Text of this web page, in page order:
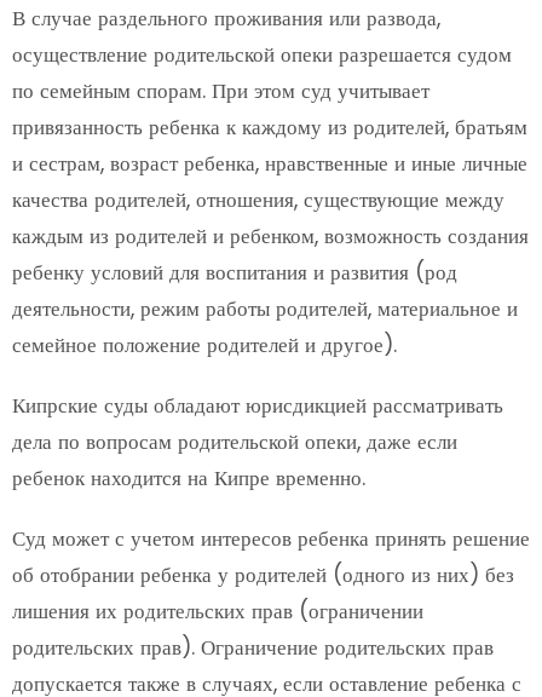
В случае раздельного проживания или развода,
осуществление родительской опеки разрешается судом
по семейным спорам. При этом суд учитывает
привязанность ребенка к каждому из родителей, братьям
и сестрам, возраст ребенка, нравственные и иные личные
качества родителей, отношения, существующие между
каждым из родителей и ребенком, возможность создания
ребенку условий для воспитания и развития (род
деятельности, режим работы родителей, материальное и
семейное положение родителей и другое).
Кипрские суды обладают юрисдикцией рассматривать
дела по вопросам родительской опеки, даже если
ребенок находится на Кипре временно.
Суд может с учетом интересов ребенка принять решение
об отобрании ребенка у родителей (одного из них) без
лишения их родительских прав (ограничении
родительских прав). Ограничение родительских прав
допускается также в случаях, если оставление ребенка с